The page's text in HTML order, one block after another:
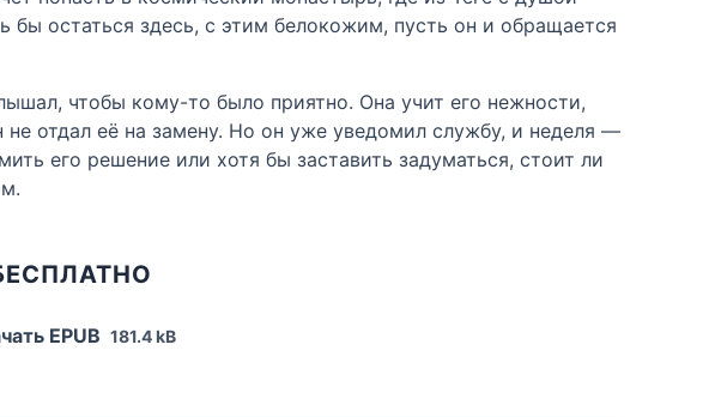
остаться здесь, с этим белокожим, пусть он и обращается
чтобы кому-то было приятно. Она учит его нежности,
не отдал её на замену. Но он уже уведомил службу, и неделя —
его решение или хотя бы заставить задуматься, стоит ли
EPUB 181.4 kB